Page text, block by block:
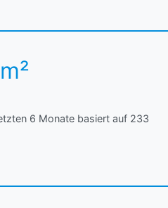
6 Monate basiert auf 233